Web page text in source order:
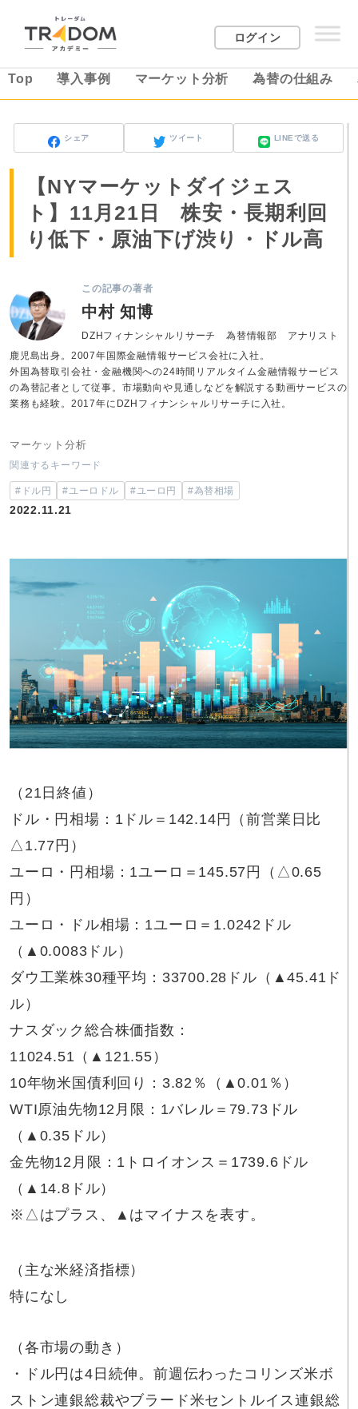
ログイン
Top 導入事例 マーケット分析 為替の仕組み
シェア ツイート LINEで送る
【NYマーケットダイジェス
ト】11月21日 株安・長期利回
り低下・原油下げ渋り・ドル高
この記事の著者
中村 知博
DZHフィナンシャルリサーチ 為替情報部 アナリスト
鹿児島出身。2007年国際金融情報サービス会社に入社。
外国為替取引会社・金融機関への24時間リアルタイム金融情報サービス
の為替記者として従事。市場動向や見通しなどを解説する動画サービスの
業務も経験。2017年にDZHフィナンシャルリサーチに入社。
マーケット分析
関連するキーワード
#ドル円 #ユーロドル #ユーロ円 #為替相場
2022.11.21
（21日終値）
ドル・円相場：1ドル＝142.14円（前営業日比
△1.77円）
ユーロ・円相場：1ユーロ＝145.57円（△0.65
円）
ユーロ・ドル相場：1ユーロ＝1.0242ドル
（▲0.0083ドル）
ダウ工業株30種平均：33700.28ドル（▲45.41ド
ル）
ナスダック総合株価指数：
11024.51（▲121.55）
10年物米国債利回り：3.82％（▲0.01％）
WTI原油先物12月限：1バレル＝79.73ドル
（▲0.35ドル）
金先物12月限：1トロイオンス＝1739.6ドル
（▲14.8ドル）
※△はプラス、▲はマイナスを表す。
（主な米経済指標）
特になし
（各市場の動き）
・ドル円は4日続伸。前週伝わったコリンズ米ボ
ストン連銀総裁やブラード米セントルイス連銀総